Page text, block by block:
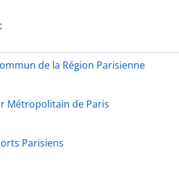
1920-1994
1947-1988
et Professionnels (CDEP), 2002-2006
1988-2015
de la Région Parisienne
Métropolitain de Paris
Parisiens